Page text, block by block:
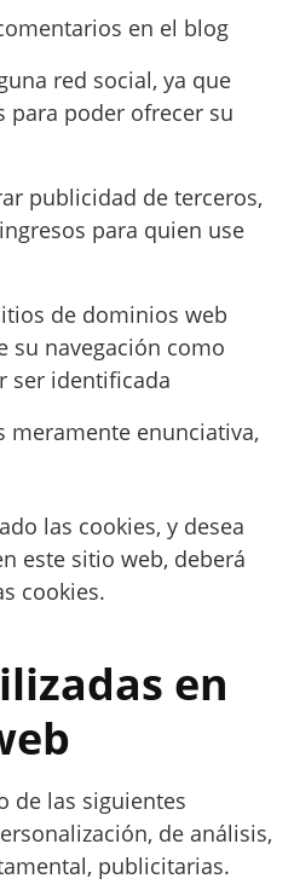
en el blog
red social, ya que
para poder ofrecer su
publicidad de terceros,
para quien use
de dominios web
su navegación como
ser identificada
meramente enunciativa,
las cookies, y desea
este sitio web, deberá
cookies.
en
de las siguientes
de análisis,
publicitarias.